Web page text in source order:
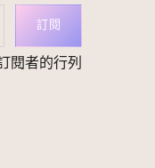
訂閱
閱者的行列